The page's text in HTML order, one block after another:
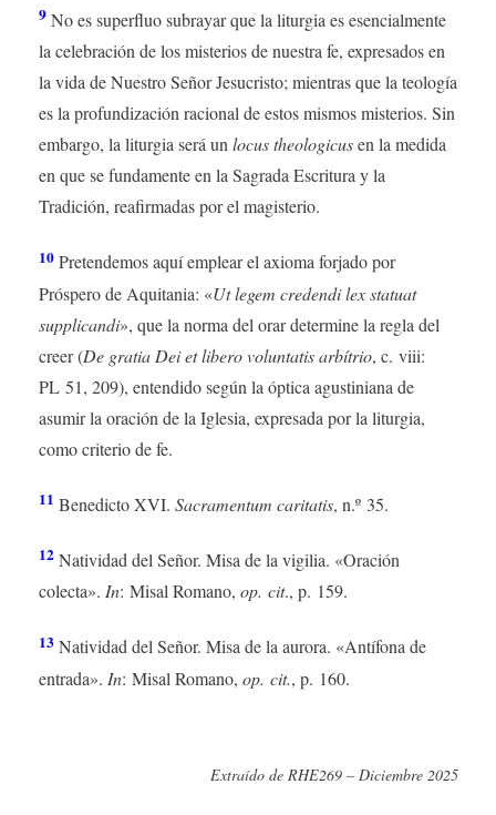
9No es superfluo subrayar que la liturgia es esencialmente
la celebración de los misterios de nuestra fe, expresados ​​en
la vida de Nuestro Señor Jesucristo; mientras que la teología
es la profundización racional de estos mismos misterios. Sin
embargo, la liturgia será unlocus theologicusen la medida
en que se fundamente en la Sagrada Escritura y la
Tradición, reafirmadas por el magisterio.
10Pretendemos aquí emplear el axioma forjado por
Próspero de Aquitania: «Ut legem credendi lex statuat
supplicandi», que la norma del orar determine la regla del
creer (De gratia Dei et libero voluntatis arbítrio, c. viii:
PL 51, 209), entendido según la óptica agustiniana de
asumir la oración de la Iglesia, expresada por la liturgia,
como criterio de fe.
11 Benedicto XVI. Sacramentum caritatis, n.º 35.
12Natividad del Señor. Misa de la vigilia. «Oración
colecta». In: Misal Romano, op. cit., p. 159.
13Natividad del Señor. Misa de la aurora. «Antífona de
entrada». In: Misal Romano, op. cit., p. 160.
Extraído de RHE269 – Diciembre 2025